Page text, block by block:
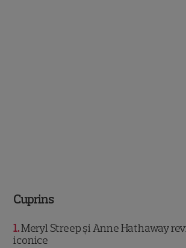
Cuprins
1 Meryl Streep și Anne Hathaway
iconice